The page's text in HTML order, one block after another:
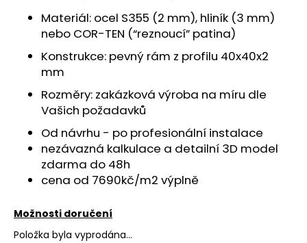
Materiál: ocel S355 (2 mm), hliník (3 mm)
nebo COR-TEN (“reznoucí” patina)
Konstrukce: pevný rám z profilu 40x40x2
mm
Rozměry: zakázková výroba na míru dle
Vašich požadavků
Od návrhu - po profesionální instalace
nezávazná kalkulace a detailní 3D model
zdarma do 48h
cena od 7690kč/m2 výplně
Možnosti doručení
Položka byla vyprodána…